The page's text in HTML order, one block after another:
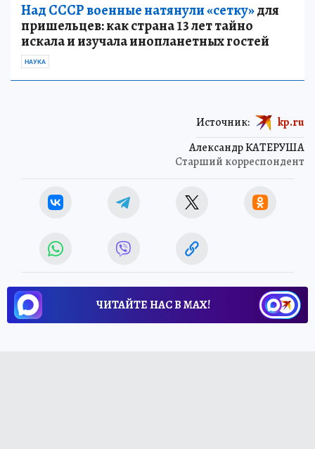
Над СССР военные натянули «сетку»для
пришельцев: как страна 13 лет тайно
искала и изучала инопланетных гостей
НАУКА
Александр КАТЕРУША
Старший корреспондент
Источник: kp.ru
ЧИТАЙТЕ НАС В МАХ!